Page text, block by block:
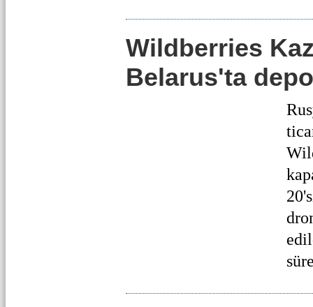
Wildberries
Belarus'ta